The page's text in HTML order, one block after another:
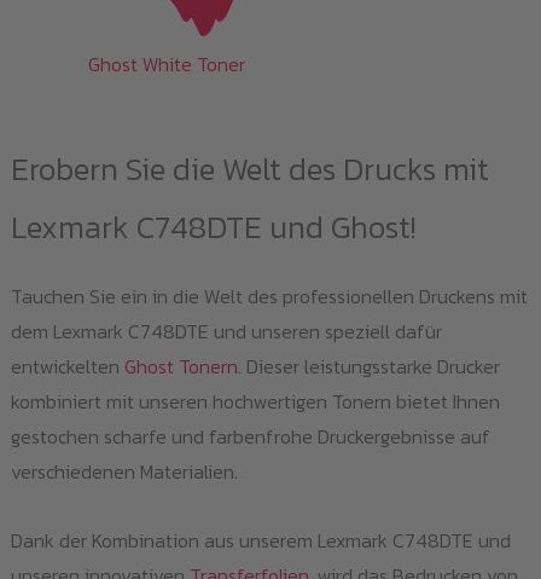
Ghost White Toner
Erobern Sie die Welt des Drucks mit
Lexmark C748DTE und Ghost!
Tauchen Sie ein in die Welt des professionellen Druckens mit
dem Lexmark C748DTE und unseren speziell dafür
entwickelten Ghost Tonern. Dieser leistungsstarke Drucker
kombiniert mit unseren hochwertigen Tonern bietet Ihnen
gestochen scharfe und farbenfrohe Druckergebnisse auf
verschiedenen Materialien.
Dank der Kombination aus unserem Lexmark C748DTE und